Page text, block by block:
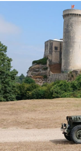
Véhicules
Bienvenue sur LE forum des
toutes époques. De
ou simplement partager vos